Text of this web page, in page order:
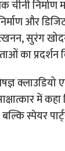
निर्माण
और
सुरंग
का प्रदर्शन
में कहा
स्पेयर